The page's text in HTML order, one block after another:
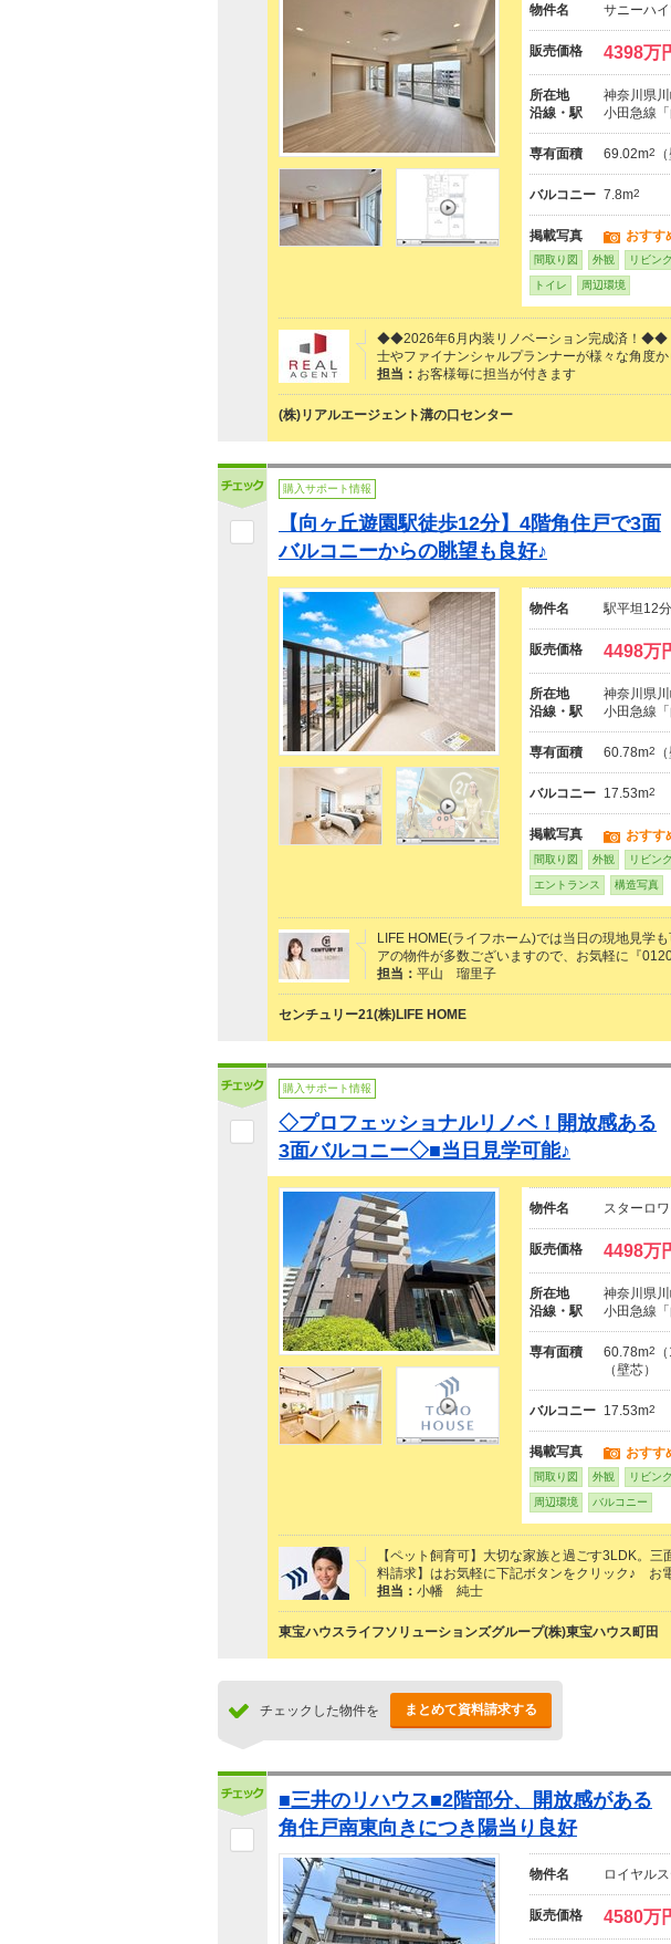
物件名 サニーハ
販売価格 4398万
所在地
神奈川県
沿線・駅
小田急線
専有面積 69.02m2
バルコニー 7.8m2
掲載写真 おすす
間取り図 外観 リビン
トイレ 周辺環境
◆◆2026年6月内装リノベーション完成済！◆◆
士やファイナンシャルプランナーが様々な角度
担当： お客様毎に担当が付きます
(株)リアルエージェント溝の口センター
購入サポート情報
【向ヶ丘遊園駅徒歩12分】4階角住戸で3面
バルコニーからの眺望も良好♪
物件名 駅平坦12
販売価格 4498万
所在地
神奈川県
沿線・駅
小田急線
専有面積 60.78m2
バルコニー 17.53m2
掲載写真 おすす
間取り図 外観 リビン
エントランス 構造写真
LIFE HOME(ライフホーム)では当日の現地見学
アの物件が多数ございますので、お気軽に『
担当： 平山 瑠里子
センチュリー21(株)LIFE HOME
購入サポート情報
◇プロフェッショナルリノベ！開放感ある
3面バルコニー◇■当日見学可能♪
物件名 スターロ
販売価格 4498万
所在地
神奈川県
沿線・駅
小田急線
専有面積 60.78m2
（壁芯）
バルコニー 17.53m2
掲載写真 おすす
間取り図 外観 リビン
周辺環境 バルコニー
【ペット飼育可】大切な家族と過ごす3LDK。
料請求】はお気軽に下記ボタンをクリック♪ お
担当： 小幡 純士
東宝ハウスライフソリューションズグループ(株)東宝ハウス町田
チェックした物件を まとめて資料請求する
■三井のリハウス■2階部分、開放感がある
角住戸南東向きにつき陽当り良好
物件名 ロイヤル
販売価格 4580万